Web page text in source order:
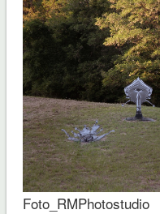
Foto_RMPhotostudio